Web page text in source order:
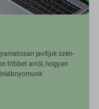
javítjuk szén-
többet arról, hogyan